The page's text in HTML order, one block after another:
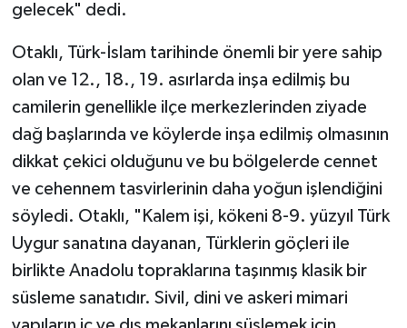
gelecek" dedi.
Otaklı, Türk-İslam tarihinde önemli bir yere sahip
olan ve 12., 18., 19. asırlarda inşa edilmiş bu
camilerin genellikle ilçe merkezlerinden ziyade
dağ başlarında ve köylerde inşa edilmiş olmasının
dikkat çekici olduğunu ve bu bölgelerde cennet
ve cehennem tasvirlerinin daha yoğun işlendiğini
söyledi. Otaklı, "Kalem işi, kökeni 8-9. yüzyıl Türk
Uygur sanatına dayanan, Türklerin göçleri ile
birlikte Anadolu topraklarına taşınmış klasik bir
süsleme sanatıdır. Sivil, dini ve askeri mimari